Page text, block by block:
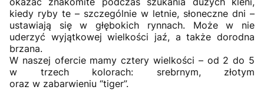
kiedy ryby te – szczególnie w letnie, słoneczne dni –
ustawiają się w głębokich rynnach. Może w nie
uderzyć wyjątkowej wielkości jaź, a także dorodna
brzana.
W naszej ofercie mamy cztery wielkości – od 2 do 5
w trzech kolorach: srebrnym, złotym
oraz w zabarwieniu “tiger”.